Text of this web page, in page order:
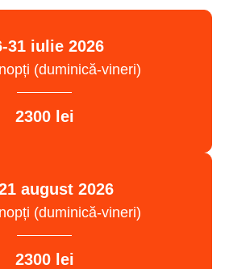
31 iulie 2026
(duminică-vineri)
2300 lei
august 2026
(duminică-vineri)
2300 lei